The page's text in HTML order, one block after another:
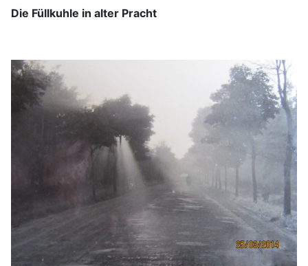
Die Füllkuhle in alter Pracht